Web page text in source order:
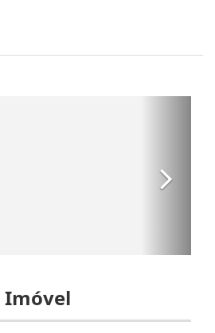
Imóvel